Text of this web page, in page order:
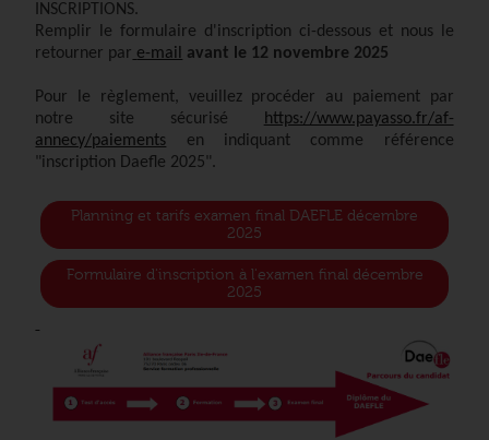
INSCRIPTIONS.
Remplir le formulaire d'inscription ci-dessous et nous le
retourner par e-mail avant le 12 novembre 2025
Pour le règlement, veuillez procéder au paiement par
notre site sécurisé
https://www.payasso.fr/af-
annecy/paiements en indiquant comme référence
"inscription Daefle 2025".
Planning et tarifs examen final DAEFLE décembre
2025
Formulaire d'inscription à l'examen final décembre
2025